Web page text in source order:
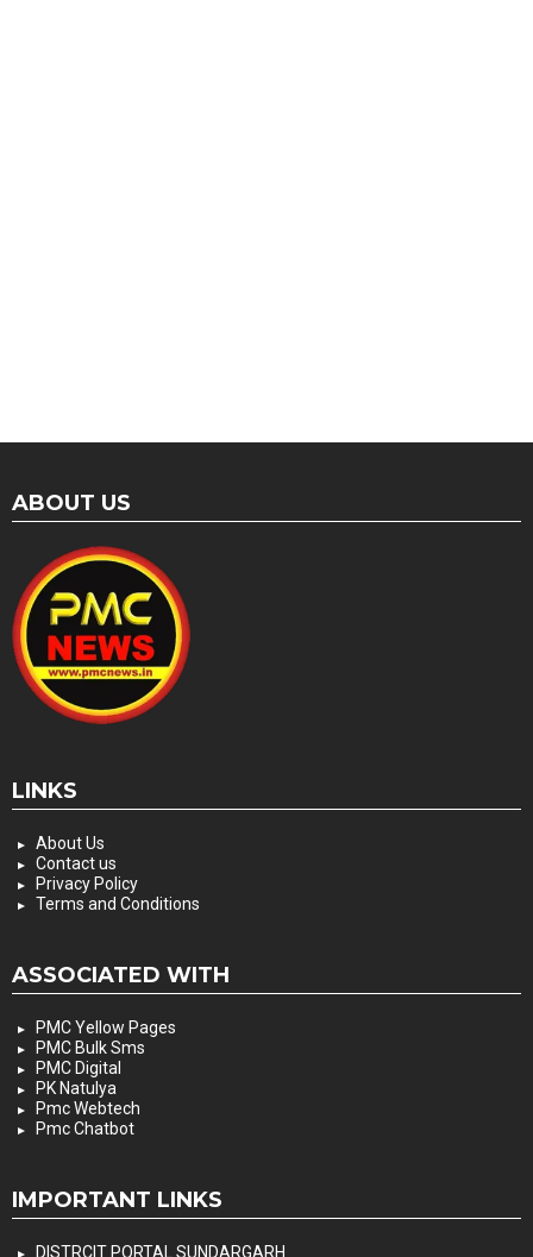
ABOUT US
LINKS
About Us
Contact us
Privacy Policy
Terms and Conditions
ASSOCIATED WITH
PMC Yellow Pages
PMC Bulk Sms
PMC Digital
PK Natulya
Pmc Webtech
Pmc Chatbot
IMPORTANT LINKS
DISTRCIT PORTAL SUNDARGARH